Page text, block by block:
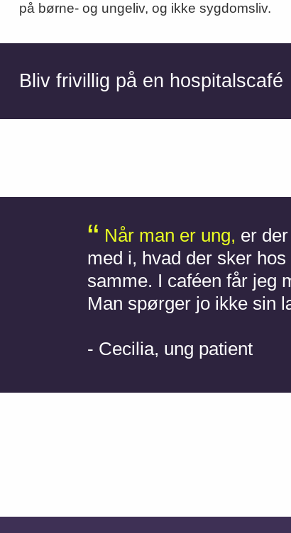
på børne- og ungeliv, og ikke sygdomsliv.
Bliv frivillig på en hospitalscafé
Når man er ung, er
med i, hvad der sker
samme. I caféen får jeg
Man spørger jo ikke sin
- Cecilia, ung patient